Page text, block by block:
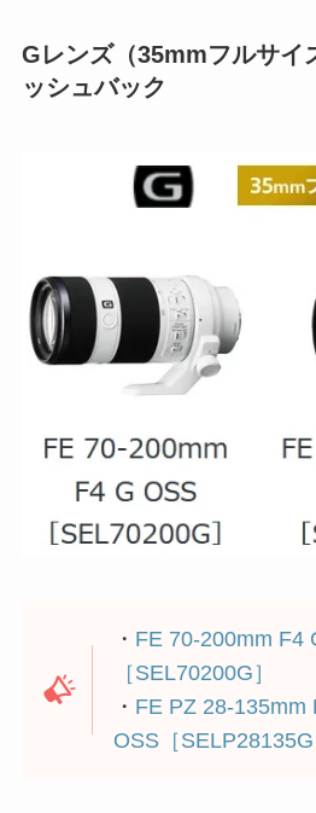
Gレンズ（35mmフルサイ
ッシュバック
・ FE 70-200mm F4
［SEL70200G］
・ FE PZ 28-135mm
OSS［SELP28135G